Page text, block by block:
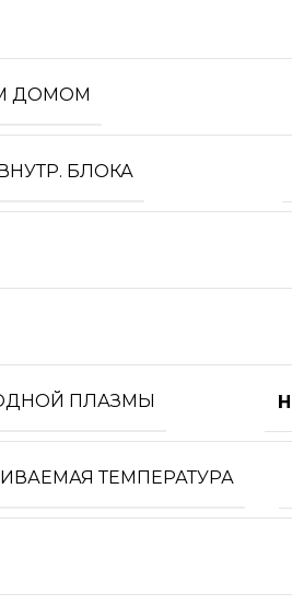
ДОМОМ
БЛОКА
ПЛАЗМЫ
ТЕМПЕРАТУРА